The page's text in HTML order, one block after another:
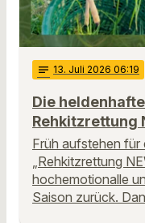
notes 13. Juli 2026 06:19
Die
Rehkitzrettung
Früh aufstehen für
„Rehkitzrettung
hochemotionalle
Saison zurück.